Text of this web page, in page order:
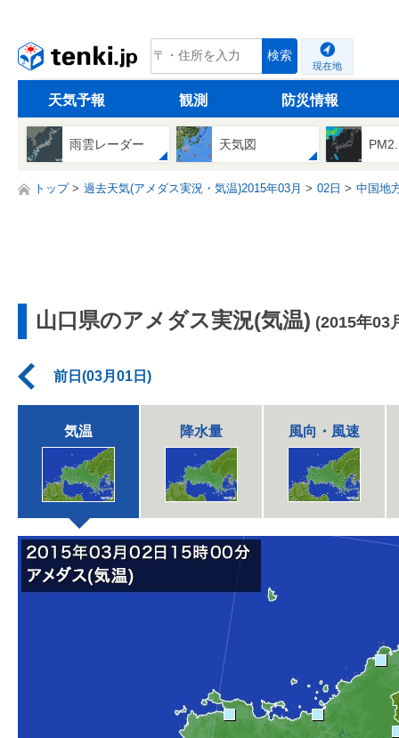
tenki.jp 検索
現在地
天気予報 観測 防災情報
雨雲レーダー 天気図
トップ 過去天気(アメダス実況・気温)2015年03月 02日 中国地
山口県のアメダス実況(気温) (2015年03
前日(03月01日)
気温 降水量 風向・風速